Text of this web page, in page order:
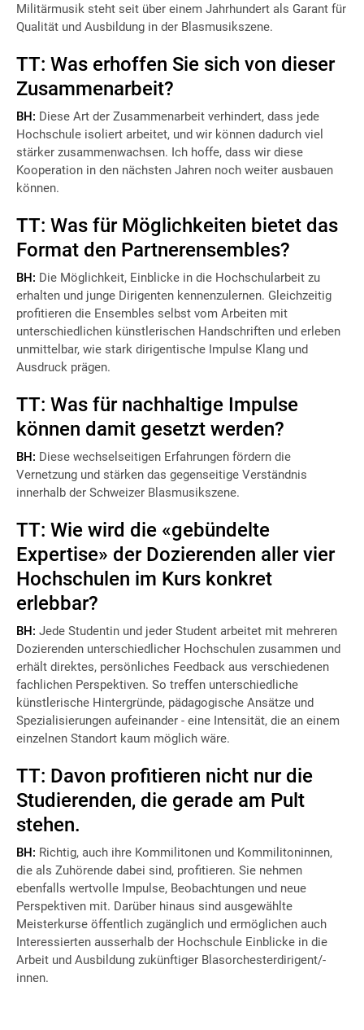
Militärmusik steht seit über einem Jahrhundert als Garant für
Qualität und Ausbildung in der Blasmusikszene.
TT: Was erhoffen Sie sich von dieser
Zusammenarbeit?
BH: Diese Art der Zusammenarbeit verhindert, dass jede
Hochschule isoliert arbeitet, und wir können dadurch viel
stärker zusammenwachsen. Ich hoffe, dass wir diese
Kooperation in den nächsten Jahren noch weiter ausbauen
können.
TT: Was für Möglichkeiten bietet das
Format den Partnerensembles?
BH: Die Möglichkeit, Einblicke in die Hochschularbeit zu
erhalten und junge Dirigenten kennenzulernen. Gleichzeitig
profitieren die Ensembles selbst vom Arbeiten mit
unterschiedlichen künstlerischen Handschriften und erleben
unmittelbar, wie stark dirigentische Impulse Klang und
Ausdruck prägen.
TT: Was für nachhaltige Impulse
können damit gesetzt werden?
BH: Diese wechselseitigen Erfahrungen fördern die
Vernetzung und stärken das gegenseitige Verständnis
innerhalb der Schweizer Blasmusikszene.
TT: Wie wird die «gebündelte
Expertise» der Dozierenden aller vier
Hochschulen im Kurs konkret
erlebbar?
BH: Jede Studentin und jeder Student arbeitet mit mehreren
Dozierenden unterschiedlicher Hochschulen zusammen und
erhält direktes, persönliches Feedback aus verschiedenen
fachlichen Perspektiven. So treffen unterschiedliche
künstlerische Hintergründe, pädagogische Ansätze und
Spezialisierungen aufeinander - eine Intensität, die an einem
einzelnen Standort kaum möglich wäre.
TT: Davon profitieren nicht nur die
Studierenden, die gerade am Pult
stehen.
BH: Richtig, auch ihre Kommilitonen und Kommilitoninnen,
die als Zuhörende dabei sind, profitieren. Sie nehmen
ebenfalls wertvolle Impulse, Beobachtungen und neue
Perspektiven mit. Darüber hinaus sind ausgewählte
Meisterkurse öffentlich zugänglich und ermöglichen auch
Interessierten ausserhalb der Hochschule Einblicke in die
Arbeit und Ausbildung zukünftiger Blasorchesterdirigent/-
innen.